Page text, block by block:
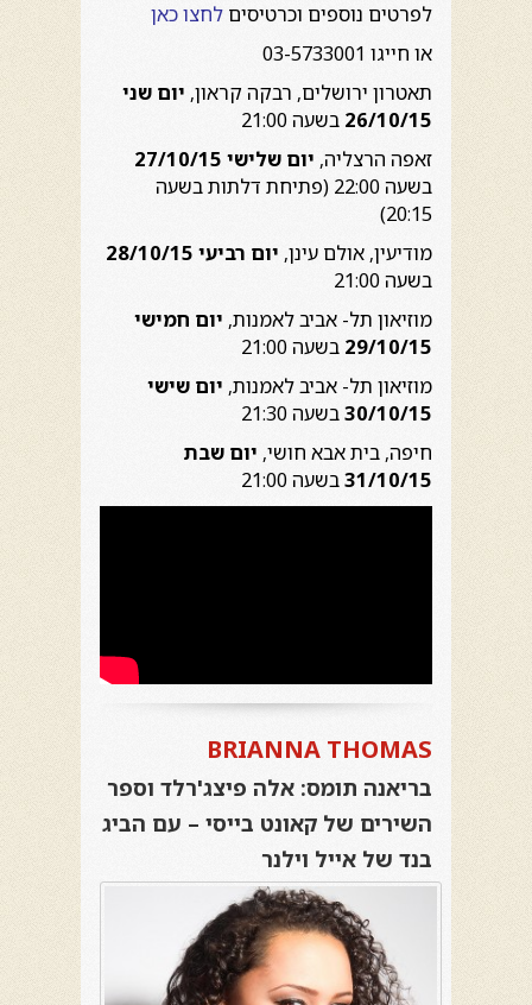
לפרטים נוספים וכרטיסים לחצו כאן
או חייגו 03-5733001
תאטרון ירושלים, רבקה קראון, יום שני
26/10/15 בשעה 21:00
זאפה הרצליה, יום שלישי 27/10/15
בשעה 22:00 (פתיחת דלתות בשעה
20:15)
מודיעין, אולם עינן, יום רביעי 28/10/15
בשעה 21:00
מוזיאון תל- אביב לאמנות, יום חמישי
29/10/15 בשעה 21:00
מוזיאון תל- אביב לאמנות, יום שישי
30/10/15בשעה 21:30
חיפה, בית אבא חושי, יום שבת
31/10/15בשעה 21:00
BRIANNA THOMAS
בריאנה תומס: אלה פיצג'רלד וספר
השירים של קאונט בייסי – עם הביג
בנד של אייל וילנר